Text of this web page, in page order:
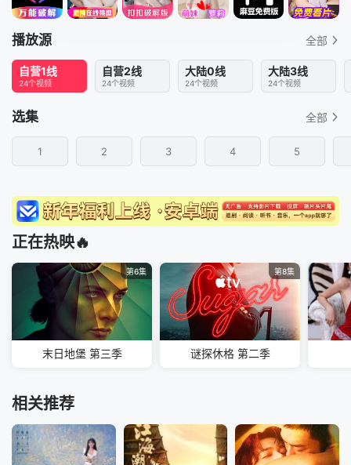
播放源 全部
自营1线
24个视频
自营2线
24个视频
大陆0线
24个视频
大陆3线
24个视频
选集 全部
1 2 3 4 5
正在热映🔥
第6集
末日地堡 第三季
第8集
谜探休格 第二季
相关推荐